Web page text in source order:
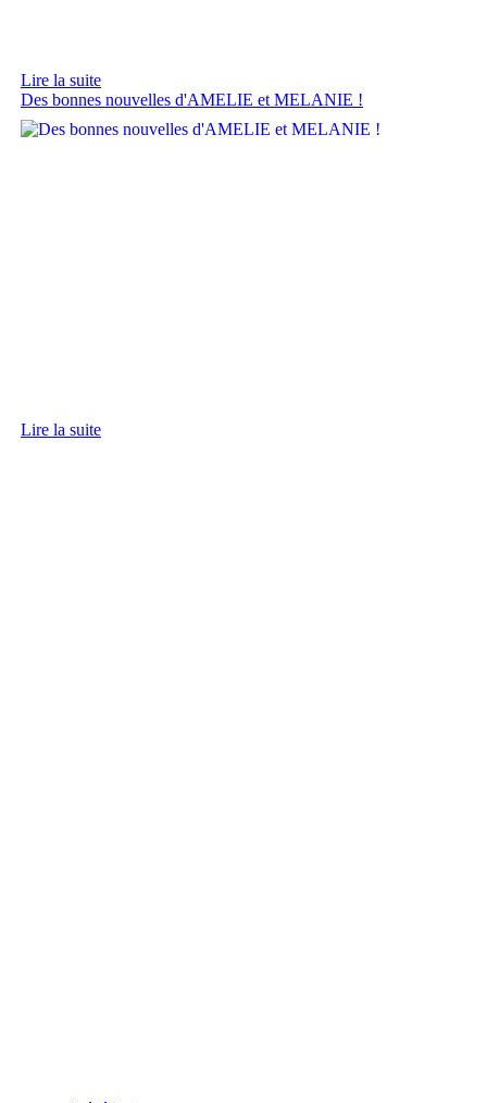
Lire la suite
Des bonnes nouvelles d'AMELIE et MELANIE !
Lire la suite